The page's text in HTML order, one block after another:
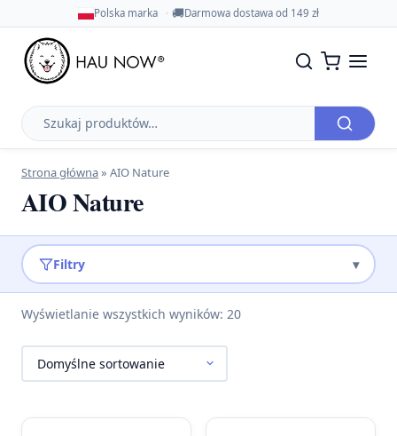
Polska marka 🚚Darmowa dostawa od 149 zł
Szukaj
produktów
Strona główna» AIO Nature
AIO Nature
Filtry ▾
Wyświetlanie wszystkich wyników: 20